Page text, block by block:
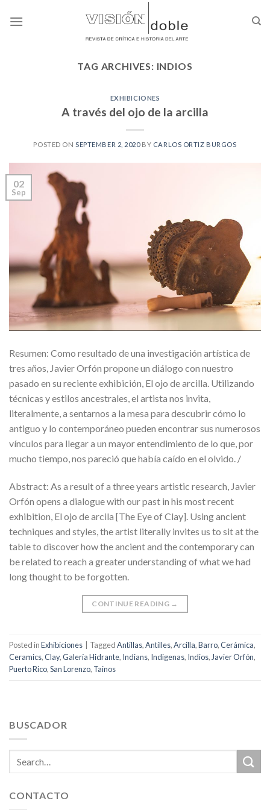
TAG ARCHIVES: INDIOS
EXHIBICIONES
A través del ojo de la arcilla
POSTED ON SEPTEMBER 2, 2020BY CARLOS ORTIZ BURGOS
02
Sep
Resumen: Como resultado de una investigación artística de
tres años, Javier Orfón propone un diálogo con nuestro
pasado en su reciente exhibición, El ojo de arcilla. Utilizando
técnicas y estilos ancestrales, el artista nos invita,
literalmente, a sentarnos a la mesa para descubrir cómo lo
antiguo y lo contemporáneo pueden encontrar sus numerosos
vínculos para llegar a un mayor entendimiento de lo que, por
mucho tiempo, nos pareció que había caído en el olvido. /
Abstract: As a result of a three years artistic research, Javier
Orfón opens a dialogue with our past in his most recent
exhibition, El ojo de arcila [The Eye of Clay]. Using ancient
techniques and styles, the artist literally invites us to sit at the
table to discover how the ancient and the contemporary can
be related to reach a greater understanding of what we had
long thought to be forgotten.
CONTINUE READING →
Posted inExhibiciones TaggedAntillas,Antilles,Arcilla,Barro,Cerámica,
Ceramics,Clay,Galería Hidrante, Indians, Indigenas, Indios, Javier Orfón,
Puerto Rico,San Lorenzo, Tainos
BUSCADOR
CONTACTO